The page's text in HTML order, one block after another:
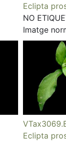
Eclipta
NO
Imatge
Eclipta